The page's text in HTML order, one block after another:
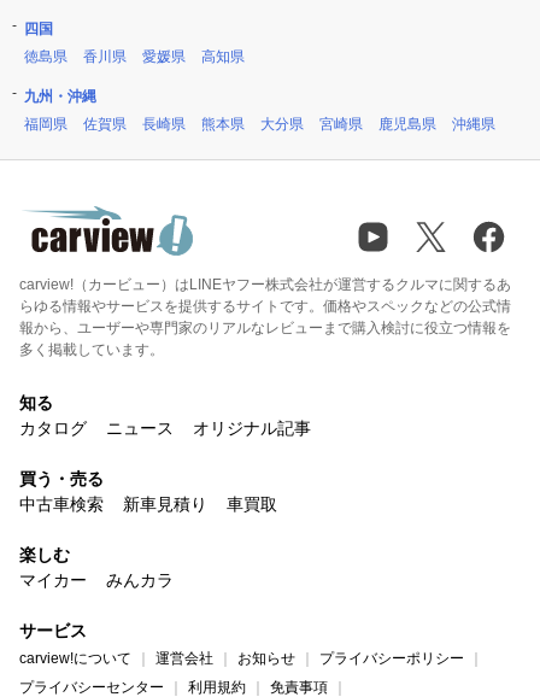
四国
徳島県
香川県 愛媛県 高知県
九州・沖縄
福岡県
佐賀県 長崎県 熊本県 大分県 宮崎県 鹿児島県 沖縄県
carview!（カービュー）はLINEヤフー株式会社が運営するクルマに関するあ
らゆる情報やサービスを提供するサイトです。価格やスペックなどの公式情
報から、ユーザーや専門家のリアルなレビューまで購入検討に役立つ情報を
多く掲載しています。
知る
カタログ
ニュース オリジナル記事
買う・売る
中古車検索
新車見積り 車買取
楽しむ
マイカー
みんカラ
サービス
carview!について 運営会社 お知らせ
プライバシーポリシー
プライバシーセンター
利用規約 免責事項